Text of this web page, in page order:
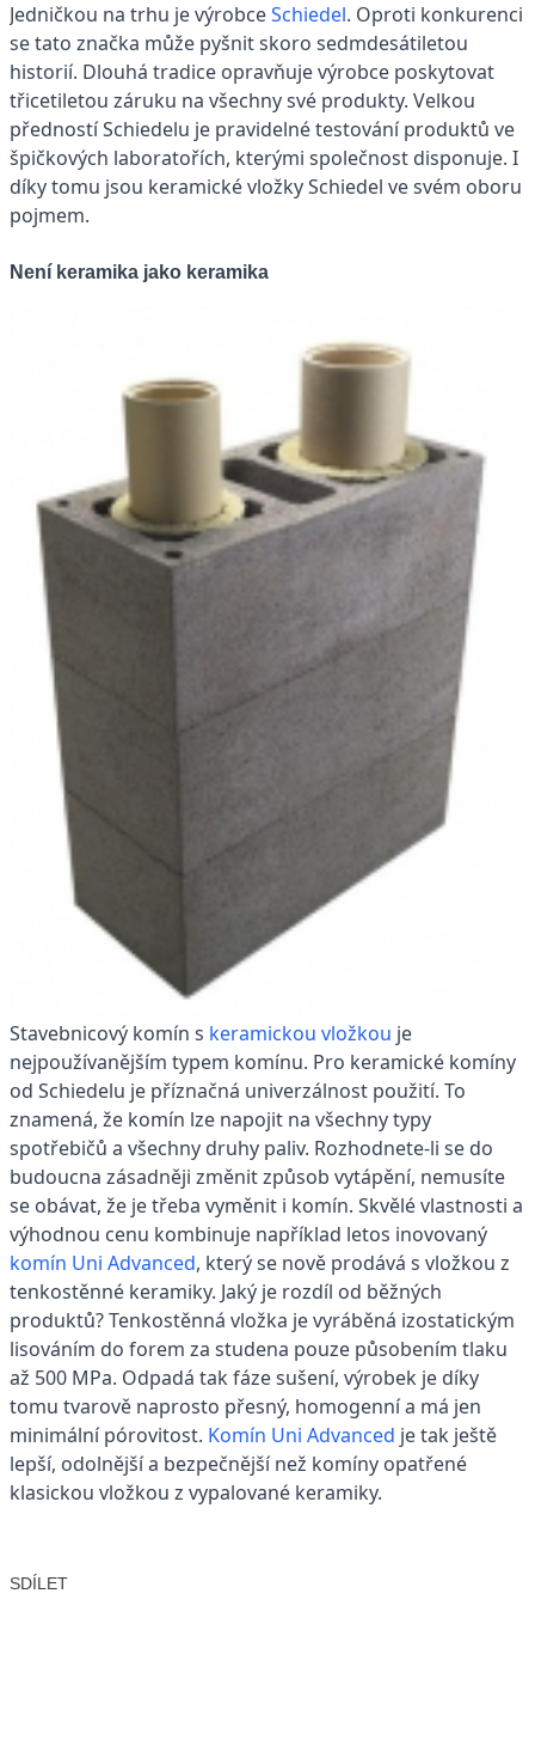
Jedničkou na trhu je výrobceSchiedel. Oproti konkurenci
se tato značka může pyšnit skoro sedmdesátiletou
historií. Dlouhá tradice opravňuje výrobce poskytovat
třicetiletou záruku na všechny své produkty. Velkou
předností Schiedelu je pravidelné testování produktů ve
špičkových laboratořích, kterými společnost disponuje. I
díky tomu jsou keramické vložky Schiedel ve svém oboru
pojmem.
Není keramika jako keramika
Stavebnicový komín s keramickou vložkou je
nejpoužívanějším typem komínu. Pro keramické komíny
od Schiedelu je příznačná univerzálnost použití. To
znamená, že komín lze napojit na všechny typy
spotřebičů a všechny druhy paliv. Rozhodnete-li se do
budoucna zásadněji změnit způsob vytápění, nemusíte
se obávat, že je třeba vyměnit i komín. Skvělé vlastnosti a
výhodnou cenu kombinuje například letos inovovaný
komín Uni Advanced, který se nově prodává s vložkou z
tenkostěnné keramiky. Jaký je rozdíl od běžných
produktů? Tenkostěnná vložka je vyráběná izostatickým
lisováním do forem za studena pouze působením tlaku
až 500 MPa. Odpadá tak fáze sušení, výrobek je díky
tomu tvarově naprosto přesný, homogenní a má jen
minimální pórovitost. Komín Uni Advanced je tak ještě
lepší, odolnější a bezpečnější než komíny opatřené
klasickou vložkou z vypalované keramiky.
SDÍLET